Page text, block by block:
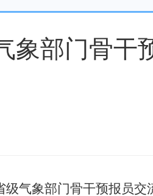
象部门骨干
气象部门骨干预报员交